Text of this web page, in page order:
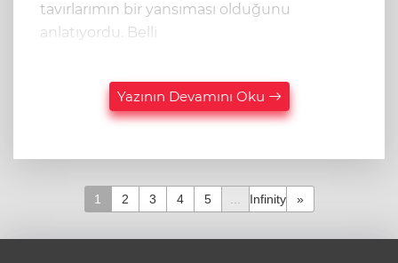
tavırlarımın bir yansıması olduğunu
anlatıyordu. Belli
Yazının Devamını Oku
1 2 3 4 5 Infinity »